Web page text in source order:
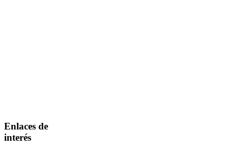
Enlaces de
interés